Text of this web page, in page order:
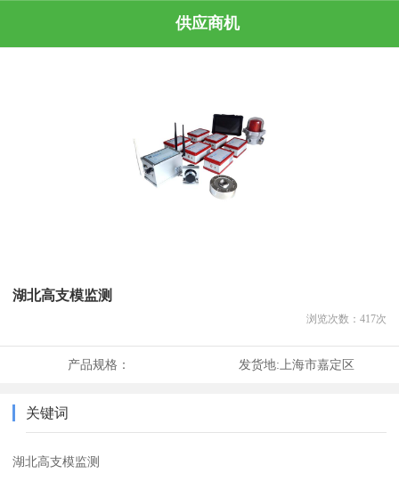
供应商机
湖北高支模监测
浏览次数： 417次
产品规格： 发货地:上海市嘉定区
关键词
湖北高支模监测